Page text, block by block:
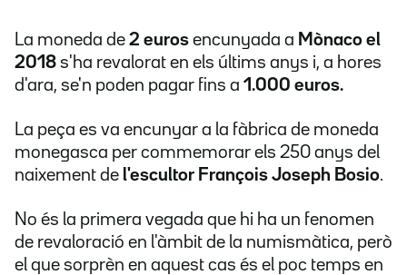
La moneda de 2 euros encunyada a Mònaco el
2018 s'ha revalorat en els últims anys i, a hores
d'ara, se'n poden pagar fins a 1.000 euros.
La peça es va encunyar a la fàbrica de moneda
monegasca per commemorar els 250 anys del
naixement de l'escultor François Joseph Bosio.
No és la primera vegada que hi ha un fenomen
de revaloració en l'àmbit de la numismàtica, però
el que sorprèn en aquest cas és el poc temps en